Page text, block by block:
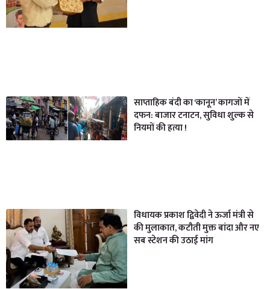
साप्ताहिक बंदी का ‘कानून’ कागजों में
दफन: बाजार टनाटन, सुविधा शुल्क से
नियमों की हत्या !
विधायक प्रकाश द्विवेदी ने ऊर्जा मंत्री से
की मुलाकात, कटौती मुक्त बांदा और नए
सब स्टेशन की उठाई मांग